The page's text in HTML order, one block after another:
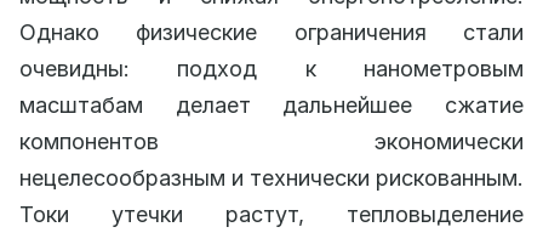
Однако физические ограничения стали
очевидны: подход к нанометровым
масштабам делает дальнейшее сжатие
компонентов экономически
нецелесообразным и технически рискованным.
Токи утечки растут, тепловыделение